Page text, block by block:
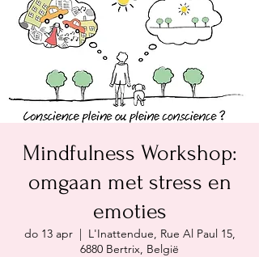
Mindfulness Workshop:
omgaan met stress en
emoties
do 13 apr
  |
L'Inattendue, Rue Al Paul 15,
6880 Bertrix, België